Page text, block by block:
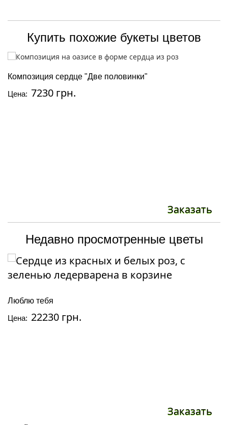
Купить похожие букеты цветов
Композиция сердце "Две половинки"
Цена: 7230 грн.
Заказать
Недавно просмотренные цветы
Люблю тебя
Цена: 22230 грн.
Заказать